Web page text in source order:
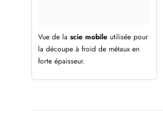
Vue de la scie mobile utilisée pour
la découpe à froid de métaux en
forte épaisseur.